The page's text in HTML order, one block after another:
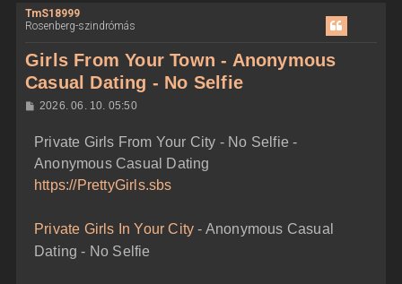
TmS18999
Rosenberg-szindrómás
Girls From Your Town - Anonymous
Casual Dating - No Selfie
H
z
á
s
z
ó
s
2026. 06. 10. 05:50
Private Girls From Your City - No Selfie -
Anonymous Casual Dating
https://PrettyGirls.sbs
Private Girls In Your City - Anonymous Casual
Dating - No Selfie